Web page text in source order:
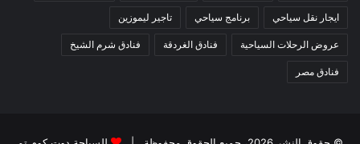
ايجار نقل سياحي برنامج سياحي تاجير ليموزين
عروض الرحلات السياحية فنادق الغردقة فنادق شرم الشيخ
فنادق مصر